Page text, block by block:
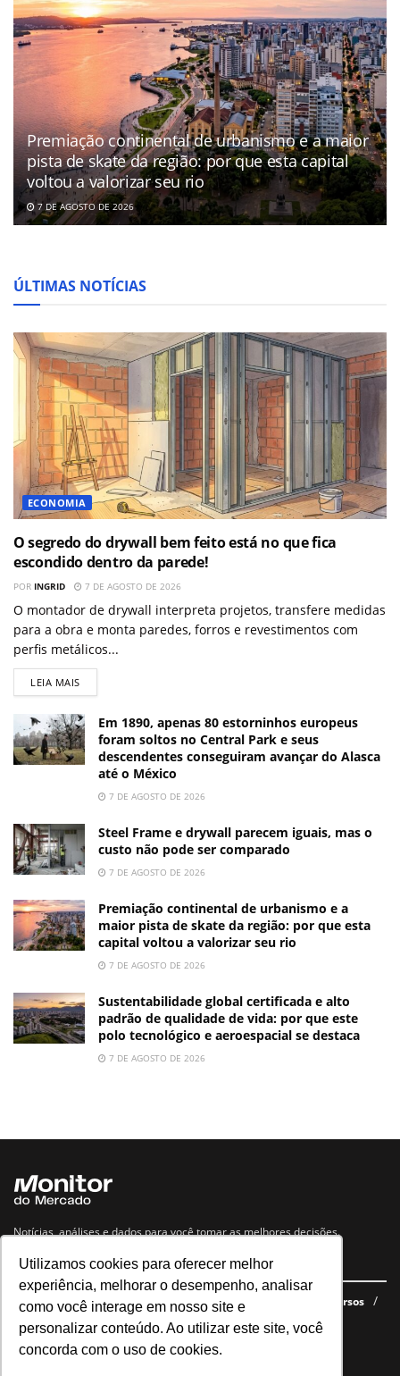
Utilizamos cookies para oferecer melhor
experiência, melhorar o desempenho, analisar
como você interage em nosso site e
personalizar conteúdo. Ao utilizar este site, você
concorda com o uso de cookies.
Premiação continental de urbanismo e a maior
pista de skate da região: por que esta capital
voltou a valorizar seu rio
7 DE AGOSTO DE 2026
ÚLTIMAS NOTÍCIAS
ECONOMIA
O segredo do drywall bem feito está no que fica
escondido dentro da parede!
POR INGRID 7 DE AGOSTO DE 2026
O montador de drywall interpreta projetos, transfere medidas
para a obra e monta paredes, forros e revestimentos com
perfis metálicos...
LEIA MAIS
Em 1890, apenas 80 estorninhos europeus
foram soltos no Central Park e seus
descendentes conseguiram avançar do Alasca
até o México
7 DE AGOSTO DE 2026
Steel Frame e drywall parecem iguais, mas o
custo não pode ser comparado
7 DE AGOSTO DE 2026
Premiação continental de urbanismo e a
maior pista de skate da região: por que esta
capital voltou a valorizar seu rio
7 DE AGOSTO DE 2026
Sustentabilidade global certificada e alto
padrão de qualidade de vida: por que este
polo tecnológico e aeroespacial se destaca
7 DE AGOSTO DE 2026
Notícias, análises e dados para você tomar as melhores decisões.
Navegue no site
Últimas notícias Quem somos E-books gratuitos
Cursos
Política de privacidade